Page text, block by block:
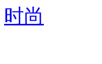
时尚